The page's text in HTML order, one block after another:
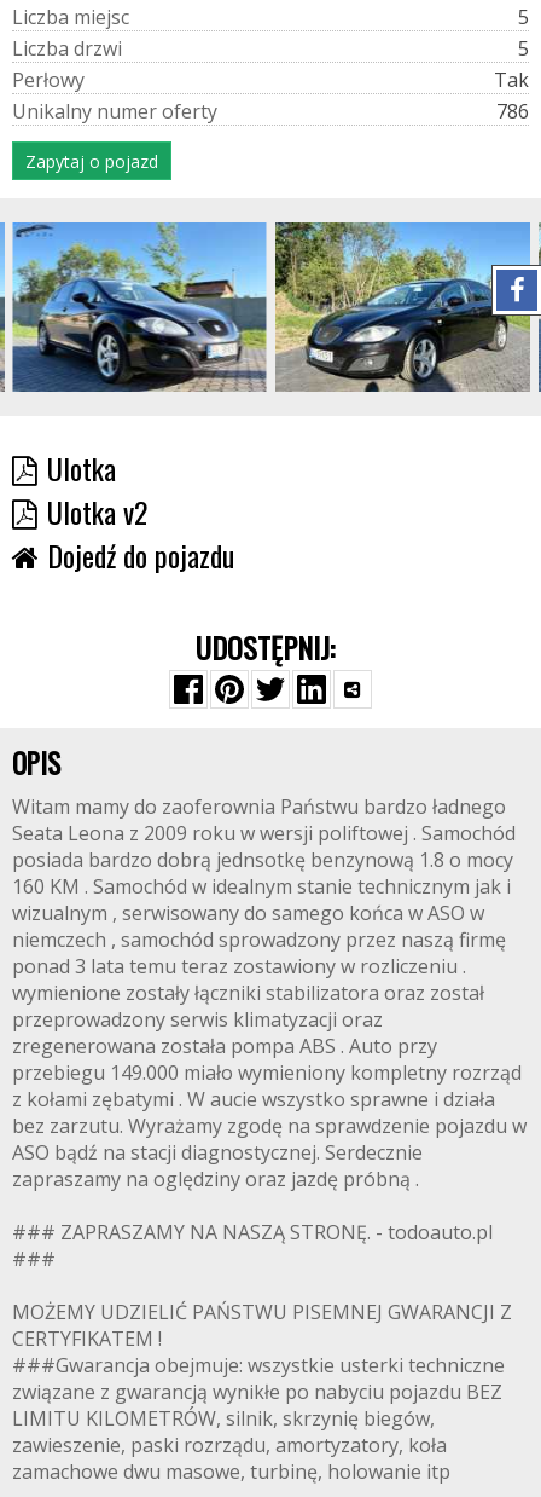
Liczba miejsc
5
Liczba drzwi
5
Perłowy
Tak
Unikalny numeroferty 786
Zapytaj o pojazd
Ulotka
Ulotka v2
Dojedź do pojazdu
UDOSTĘPNIJ:
OPIS
Witam mamy do zaoferownia Państwu bardzo ładnego
Seata Leona z 2009 roku w wersji poliftowej . Samochód
posiada bardzo dobrą jednsotkę benzynową 1.8 o mocy
160 KM . Samochód w idealnym stanie technicznym jak i
wizualnym , serwisowany do samego końca w ASO w
niemczech , samochód sprowadzony przez naszą firmę
ponad 3 lata temu teraz zostawiony w rozliczeniu .
wymienione zostały łączniki stabilizatora oraz został
przeprowadzony serwis klimatyzacji oraz
zregenerowana została pompa ABS . Auto przy
przebiegu 149.000 miało wymieniony kompletny rozrząd
z kołami zębatymi . W aucie wszystko sprawne i działa
bez zarzutu. Wyrażamy zgodę na sprawdzenie pojazdu w
ASO bądź na stacji diagnostycznej. Serdecznie
zapraszamy na oględziny oraz jazdę próbną .
### ZAPRASZAMY NA NASZĄ STRONĘ. - todoauto.pl
###
MOŻEMY UDZIELIĆ PAŃSTWU PISEMNEJ GWARANCJI Z
CERTYFIKATEM !
###Gwarancja obejmuje: wszystkie usterki techniczne
związane z gwarancją wynikłe po nabyciu pojazdu BEZ
LIMITU KILOMETRÓW, silnik, skrzynię biegów,
zawieszenie, paski rozrządu, amortyzatory, koła
zamachowe dwu masowe, turbinę, holowanie itp